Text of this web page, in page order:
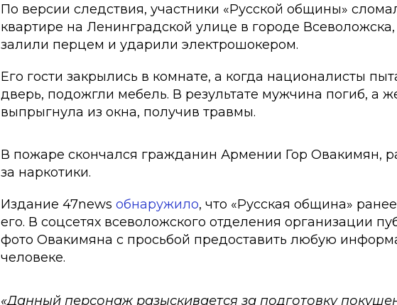
По версии следствия, участники «Русской общины»
квартире на Ленинградской улице в городе
залили перцем и ударили электрошокером.
Его гости закрылись в комнате, а когда националисты
дверь, подожгли мебель. В результате мужчина погиб, а
выпрыгнула из окна, получив травмы.
В пожаре скончался гражданин Армении Гор Овакимян,
за наркотики.
Издание 47news обнаружило, что «Русская община»
его. В соцсетях всеволожского отделения организации
фото Овакимяна с просьбой предоставить любую
человеке.
«Данный персонаж разыскивается за подготовку